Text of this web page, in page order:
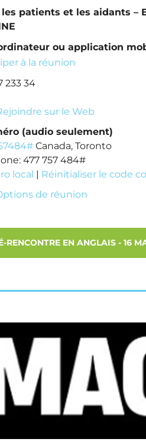
patients et les aidants –
ou application
à la réunion
233 34
sur le Web
(audio seulement)
Canada, Toronto
477 757 484#
local | Réinitialiser le code
de réunion
RENCONTRE EN ANGLAIS - 16